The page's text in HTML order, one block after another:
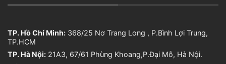
TP. Hồ Chí Minh: 368/25 Nơ Trang Long , P.Bình Lợi Trung,
TP.HCM
TP. Hà Nội: 21A3, 67/61 Phùng Khoang,P.Đại Mỗ, Hà Nội.